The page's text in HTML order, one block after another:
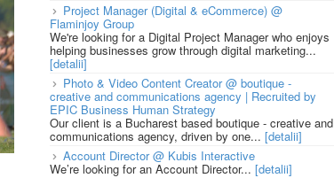
Project Manager (Digital & eCommerce) @
Flaminjoy Group
We're looking for a Digital Project Manager who enjoys
helping businesses grow through digital marketing...
[detalii]
Photo & Video Content Creator @ boutique -
creative and communications agency | Recruited by
EPIC Business Human Strategy
Our client is a Bucharest based boutique - creative and
communications agency, driven by one... [detalii]
Account Director @ Kubis Interactive
We’re looking for an Account Director... [detalii]